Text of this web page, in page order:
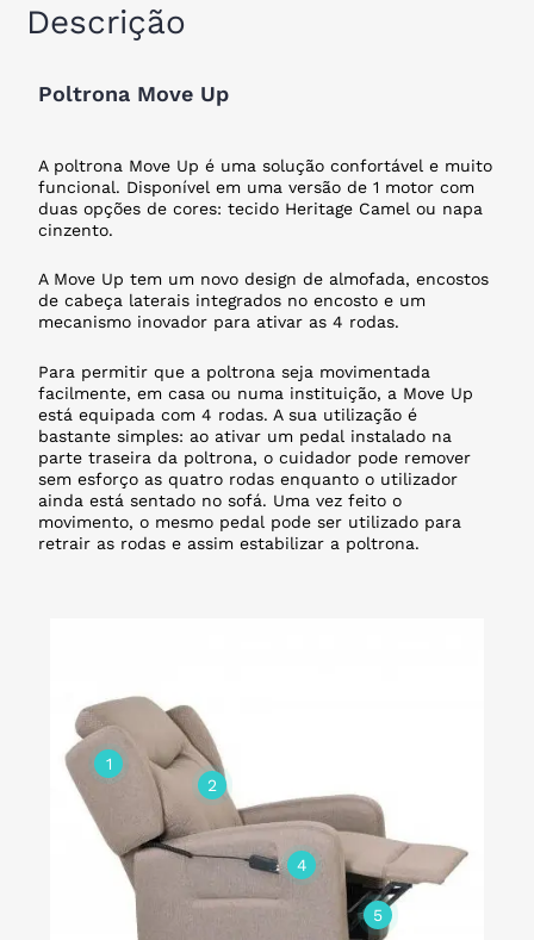
Descrição
Poltrona Move Up
A poltrona Move Up é uma solução confortável e muito
funcional. Disponível em uma versão de 1 motor com
duas opções de cores: tecido Heritage Camel ou napa
cinzento.
A Move Up tem um novo design de almofada, encostos
de cabeça laterais integrados no encosto e um
mecanismo inovador para ativar as 4 rodas.
Para permitir que a poltrona seja movimentada
facilmente, em casa ou numa instituição, a Move Up
está equipada com 4 rodas. A sua utilização é
bastante simples: ao ativar um pedal instalado na
parte traseira da poltrona, o cuidador pode remover
sem esforço as quatro rodas enquanto o utilizador
ainda está sentado no sofá. Uma vez feito o
movimento, o mesmo pedal pode ser utilizado para
retrair as rodas e assim estabilizar a poltrona.
1
2
4
5